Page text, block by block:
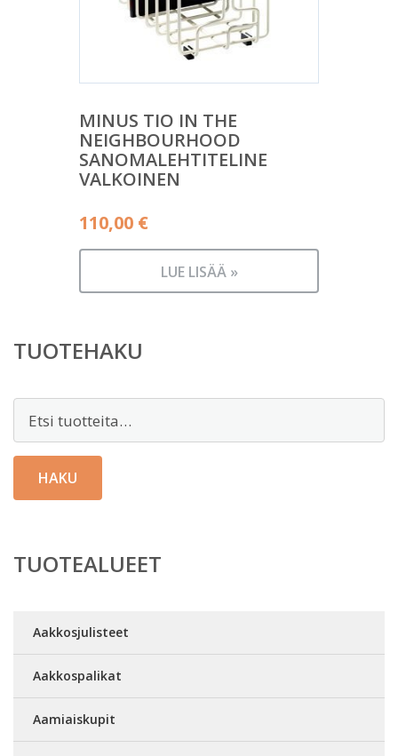
MINUS TIO IN THE
NEIGHBOURHOOD
SANOMALEHTITELINE
VALKOINEN
110,00 €
LUE LISÄÄ »
TUOTEHAKU
HAKU
TUOTEALUEET
Aakkosjulisteet
Aakkospalikat
Aamiaiskupit